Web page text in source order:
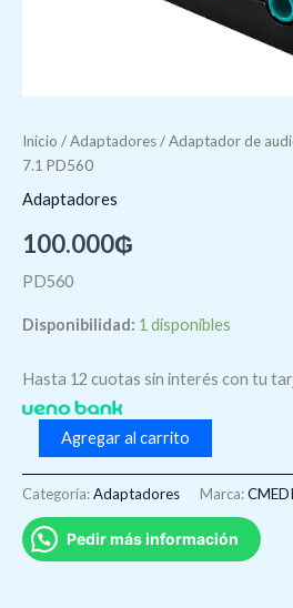
Inicio /Adaptadores/ Adaptador de
7.1 PD560
Adaptadores
100.000₲
PD560
Disponibilidad: 1 disponibles
Hasta 12 cuotas sin interés con tu
Agregar al carrito
Categoría:Adaptadores Marca:
Pedir más información